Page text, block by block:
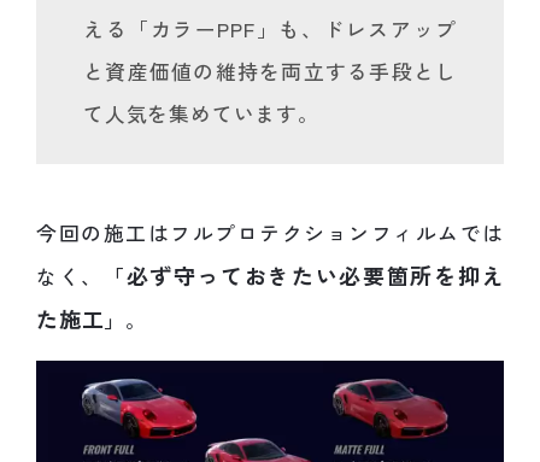
える「カラーPPF」も、ドレスアップ
と資産価値の維持を両立する手段とし
て人気を集めています。
今回の施工はフルプロテクションフィルムでは
なく、
「必ず守っておきたい必要箇所を抑え
た施工 」 。